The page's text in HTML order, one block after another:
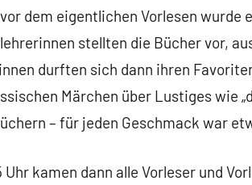
dem eigentlichen Vorlesen wurde
stellten die Bücher vor,
durften sich dann ihren
Märchen über Lustiges wie
– für jeden Geschmack war
Uhr kamen dann alle Vorleser und